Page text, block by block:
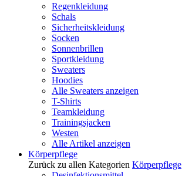
Regenkleidung
Schals
Sicherheitskleidung
Socken
Sonnenbrillen
Sportkleidung
Sweaters
Hoodies
Alle Sweaters anzeigen
T-Shirts
Teamkleidung
Trainingsjacken
Westen
Alle Artikel anzeigen
Körperpflege
Zurück zu allen Kategorien Körperpflege